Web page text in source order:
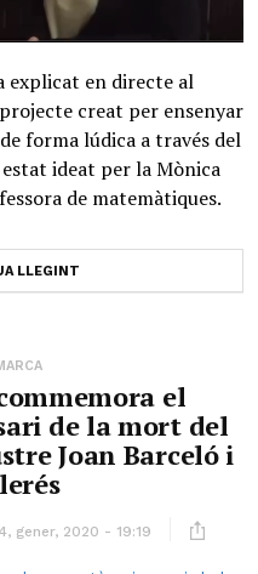
explicat en directe al
creat per ensenyar
forma lúdica a través del
ideat per la Mònica
de matemàtiques.
LLEGINT
el
de la mort del
Joan Barceló i
gener, 2020 - 19:19